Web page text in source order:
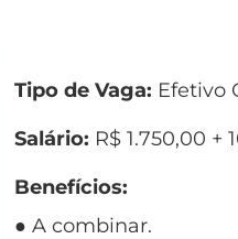
Tipo de Vaga: Efetivo
Salário: R$ 1.750,00 +
Benefícios:
● A combinar.